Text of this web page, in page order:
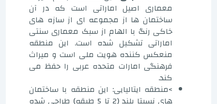
معماری اصیل اماراتی است که در آن
ساختمان ها از مجموعه ای از سازه های
خاکی رنگ با الهام از سبک معماری سنتی
اماراتی تشکیل شده است. این منطقه
منعکس کننده هویت ملی است و میراث
فرهنگی امارات متحده عربی را حفظ می
کند.
>منطقه ایتالیایی: این منطقه با ساختمان
های نسبتا بلند (2 تا 5 طبقه) طراحی شده